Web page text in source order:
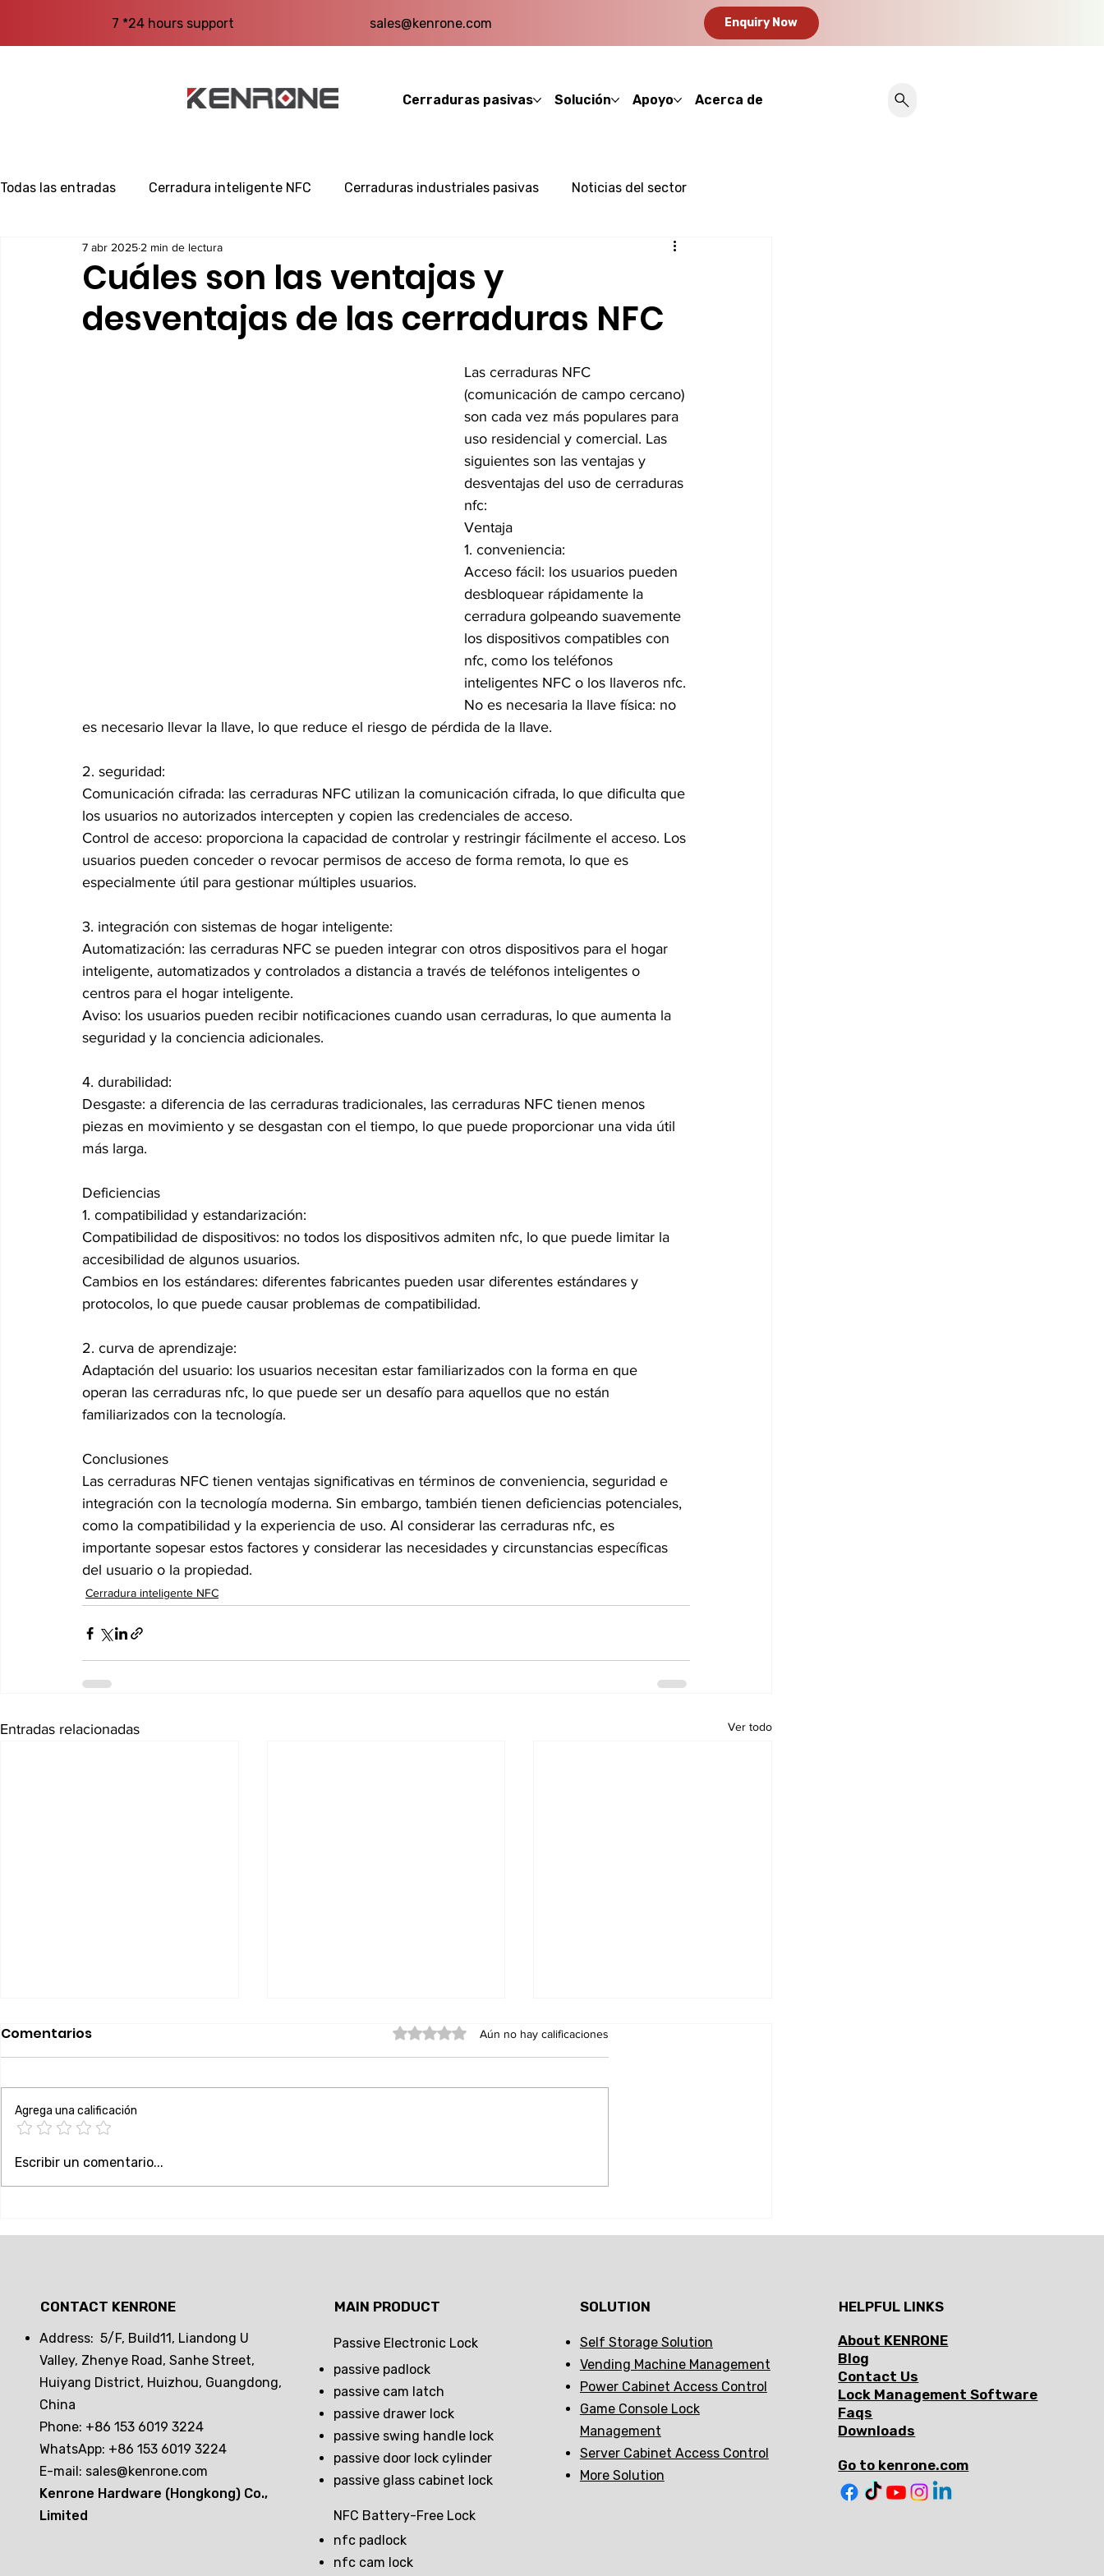
Cerraduras pasivas Solución Apoyo Acerca de
7 *24 hours support sales@kenrone.com Enquiry Now
Todas las entradas Cerradura inteligente NFC Cerraduras industriales pasivas Noticias del sector
Cuáles son las ventajas y
desventajas de las cerraduras NFC
7 abr 2025 2 min de lectura
Las cerraduras NFC
(comunicación de campo cercano)
son cada vez más populares para
uso residencial y comercial. Las
siguientes son las ventajas y
desventajas del uso de cerraduras
nfc:
Ventaja
1. conveniencia:
Acceso fácil: los usuarios pueden
desbloquear rápidamente la
cerradura golpeando suavemente
los dispositivos compatibles con
nfc, como los teléfonos
inteligentes NFC o los llaveros nfc.
No es necesaria la llave física: no
es necesario llevar la llave, lo que reduce el riesgo de pérdida de la llave.
2. seguridad:
Comunicación cifrada: las cerraduras NFC utilizan la comunicación cifrada, lo que dificulta que
los usuarios no autorizados intercepten y copien las credenciales de acceso.
Control de acceso: proporciona la capacidad de controlar y restringir fácilmente el acceso. Los
usuarios pueden conceder o revocar permisos de acceso de forma remota, lo que es
especialmente útil para gestionar múltiples usuarios.
3. integración con sistemas de hogar inteligente:
Automatización: las cerraduras NFC se pueden integrar con otros dispositivos para el hogar
inteligente, automatizados y controlados a distancia a través de teléfonos inteligentes o
centros para el hogar inteligente.
Aviso: los usuarios pueden recibir notificaciones cuando usan cerraduras, lo que aumenta la
seguridad y la conciencia adicionales.
4. durabilidad:
Desgaste: a diferencia de las cerraduras tradicionales, las cerraduras NFC tienen menos
piezas en movimiento y se desgastan con el tiempo, lo que puede proporcionar una vida útil
más larga.
Deficiencias
1. compatibilidad y estandarización:
Compatibilidad de dispositivos: no todos los dispositivos admiten nfc, lo que puede limitar la
accesibilidad de algunos usuarios.
Cambios en los estándares: diferentes fabricantes pueden usar diferentes estándares y
protocolos, lo que puede causar problemas de compatibilidad.
2. curva de aprendizaje:
Adaptación del usuario: los usuarios necesitan estar familiarizados con la forma en que
operan las cerraduras nfc, lo que puede ser un desafío para aquellos que no están
familiarizados con la tecnología.
Conclusiones
Las cerraduras NFC tienen ventajas significativas en términos de conveniencia, seguridad e
integración con la tecnología moderna. Sin embargo, también tienen deficiencias potenciales,
como la compatibilidad y la experiencia de uso. Al considerar las cerraduras nfc, es
importante sopesar estos factores y considerar las necesidades y circunstancias específicas
del usuario o la propiedad.
Cerradura inteligente NFC
Entradas relacionadas Ver todo
Instalaciones de
atracciones en riesgo?
la cerradura inteligente
tu escenario.
inteligente NFC sin
Comentarios Obtuvo 0 de 5 estrellas.
Aún no hay calificaciones
Agrega una calificación
Escribir un comentario...
CONTACT KENRONE
Address: 5/F, Build11, Liandong U
Valley, Zhenye Road, Sanhe Street,
Huiyang District, Huizhou, Guangdong,
China
Phone: +86 153 6019 3224
WhatsApp: +86 153 6019 3224
E-mail: sales@kenrone.com
Kenrone Hardware (Hongkong) Co.,
Limited
MAIN PRODUCT
Passive Electronic Lock
passive padlock
passive cam latch
passive drawer lock
passive swing handle lock
passive door lock cylinder
passive glass cabinet lock
NFC Battery-Free Lock
nfc padlock
nfc cam lock
SOLUTION
Self Storage Solution
Vending Machine Management
Power Cabinet Access Control
Game Console Lock
Management
Server Cabinet Access Control
More Solution
HELPFUL LINKS
About KENRONE
Blog
Contact Us
Lock Management Software
Faqs
Downloads
Go to kenrone.com